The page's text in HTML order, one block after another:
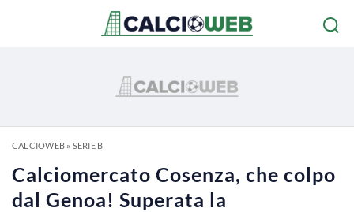
CALCIOWEB» SERIE B
Calciomercato Cosenza, che colpo
dal Genoa! Superata la